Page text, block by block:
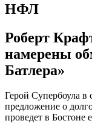
НФЛ
Роберт
намерены
Батлера»
Герой Супербоула
предложение о
проведет в Бостоне